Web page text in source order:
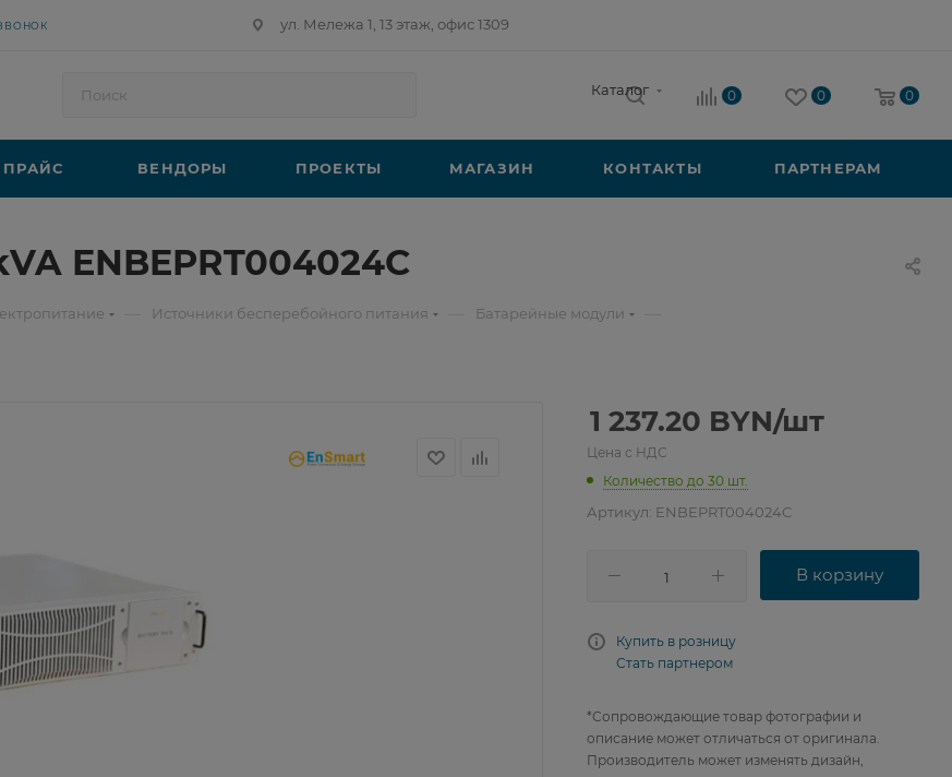
ул. Мележа 1, 13 этаж, офис 1309
Каталог 0 0 0
ПРАЙС ВЕНДОРЫ ПРОЕКТЫ МАГАЗИН КОНТАКТЫ ПАРТНЕРАМ
ENBEPRT004024C
Источники бесперебойного питания Батарейные модули
1 237.20 BYN/шт
Цена с НДС
Количество до 30 шт.
Артикул: ENBEPRT004024C
В корзину
Купить в розницу
Стать партнером
*Сопровождающие товар фотографии и
описание может отличаться от оригинала.
Производитель может изменять дизайн,